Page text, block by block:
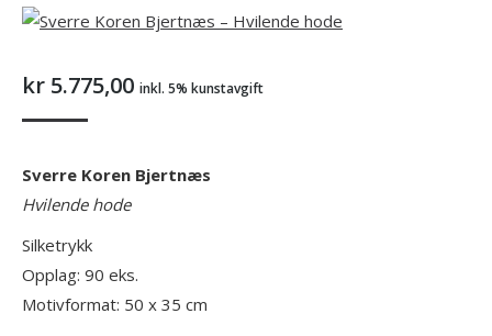
kr 5.775,00 inkl. 5% kunstavgift
Sverre Koren Bjertnæs
Hvilende hode
Silketrykk
Opplag: 90 eks.
Motivformat: 50 x 35 cm